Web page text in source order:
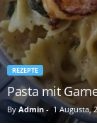
REZEPTE
Pasta mit
By Admin - 1 Augusta,